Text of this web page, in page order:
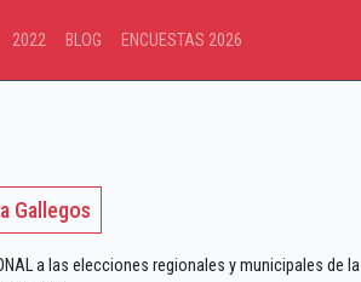
2022 BLOG ENCUESTAS 2026
Gallegos
a las elecciones regionales y municipales de la